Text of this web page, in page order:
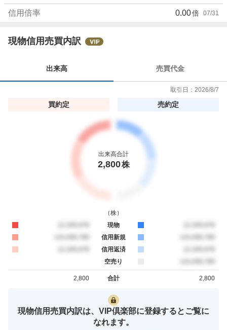
信用倍率 0.00倍 07/31
現物信用売買内訳
出来高 売買代金
取引日： 2026/8/7
買約定 売約定
出来高合計
2,800株
（株）
現物
信用新規
信用返済
空売り
合計
2,800 2,800
現物信用売買内訳は、VIP倶楽部に登録するとご覧に
なれます。